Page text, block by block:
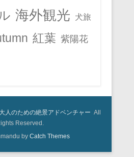
海外観光 犬旅
紅葉 紫陽花
大人のための絶景アドベンチャー All
Reserved.
by Catch Themes